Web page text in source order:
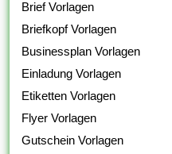
Brief Vorlagen
Briefkopf Vorlagen
Businessplan Vorlagen
Einladung Vorlagen
Etiketten Vorlagen
Flyer Vorlagen
Gutschein Vorlagen